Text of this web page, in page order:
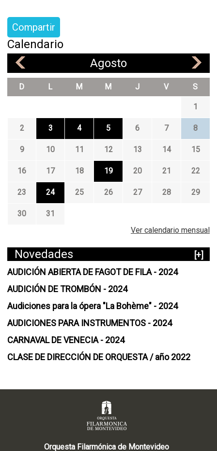
Compartir
Calendario
Agosto
D L M M J V S
1
2 3 4 5 6 7 8
9 10 11 12 13 14 15
16 17 18 19 20 21 22
23 24 25 26 27 28 29
30
31
Ver calendario mensual
Novedades
[+]
AUDICIÓN ABIERTA DE FAGOT DE FILA - 2024
AUDICIÓN DE TROMBÓN - 2024
Audiciones para la ópera "La Bohème" - 2024
AUDICIONES PARA INSTRUMENTOS - 2024
CARNAVAL DE VENECIA - 2024
CLASE DE DIRECCIÓN DE ORQUESTA / año 2022
Orquesta Filarmónica de Montevideo